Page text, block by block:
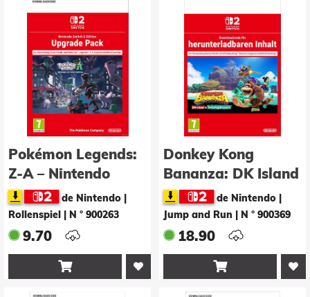
Pokémon Legends:
Z-A – Nintendo
Switch 2 Edition
Upgrade Pack
de Nintendo |
Rollenspiel
N ° 900263
9.70

Donkey Kong
Bananza: DK Island
& Emerald Rush
de Nintendo |
Jump and Run
N ° 900369
18.90
